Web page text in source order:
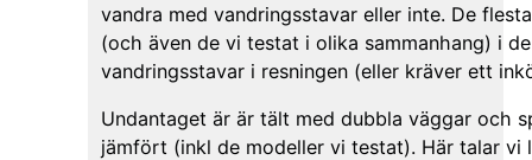
vandra med vandringsstavar eller inte. De
(och även de vi testat i olika sammanhang) i
vandringsstavar i resningen (eller kräver ett
Undantaget är är tält med dubbla väggar och
jämfört (inkl de modeller vi testat). Här talar vi